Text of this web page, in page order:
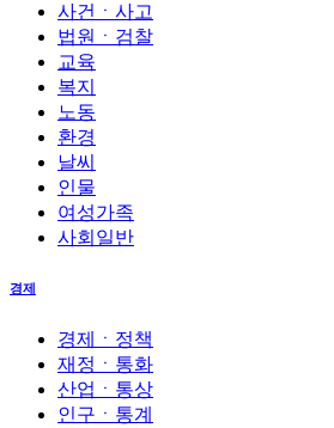
사건ㆍ사고
법원ㆍ검찰
교육
복지
노동
환경
날씨
인물
여성가족
사회일반
경제
경제ㆍ정책
재정ㆍ통화
산업ㆍ통상
인구ㆍ통계